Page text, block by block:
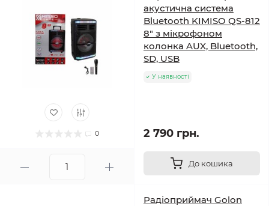
0
акустична система
Bluetooth KIMISO QS-812
8" з мікрофоном
колонка AUX, Bluetooth,
SD, USB
У наявності
2 790 грн.
До кошика
Радіоприймач Golon